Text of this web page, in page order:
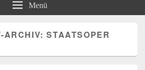
Menü
ARCHIV:STAATSOPER